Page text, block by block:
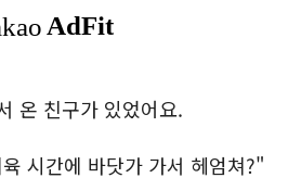
온 친구가 있었어요.
시간에 바닷가 가서 헤엄쳐?"